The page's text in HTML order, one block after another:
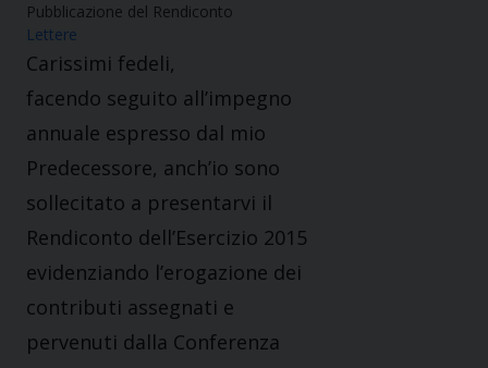
Pubblicazione del Rendiconto
Lettere
Carissimi fedeli,
facendo seguito all’impegno
annuale espresso dal mio
Predecessore, anch’io sono
sollecitato a presentarvi il
Rendiconto dell’Esercizio 2015
evidenziando l’erogazione dei
contributi assegnati e
pervenuti dalla Conferenza